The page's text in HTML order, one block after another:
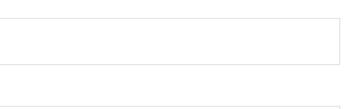
(PDF, 2.39 mb)